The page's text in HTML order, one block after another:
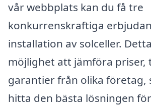
vår webbplats kan du få tre
konkurrenskraftiga
installation av solceller.
möjlighet att jämföra priser,
garantier från olika företag,
hitta den bästa lösningen